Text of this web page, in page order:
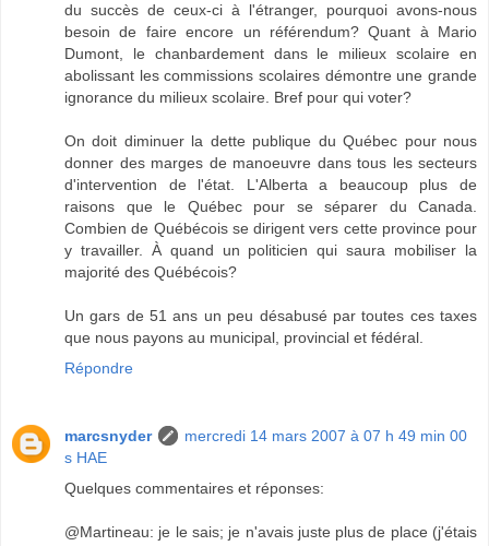
du succès de ceux-ci à l'étranger, pourquoi avons-nous
besoin de faire encore un référendum? Quant à Mario
Dumont, le chanbardement dans le milieux scolaire en
abolissant les commissions scolaires démontre une grande
ignorance du milieux scolaire. Bref pour qui voter?
On doit diminuer la dette publique du Québec pour nous
donner des marges de manoeuvre dans tous les secteurs
d'intervention de l'état. L'Alberta a beaucoup plus de
raisons que le Québec pour se séparer du Canada.
Combien de Québécois se dirigent vers cette province pour
y travailler. À quand un politicien qui saura mobiliser la
majorité des Québécois?
Un gars de 51 ans un peu désabusé par toutes ces taxes
que nous payons au municipal, provincial et fédéral.
Répondre
marcsnyder
mercredi 14 mars 2007 à 07 h 49 min 00
s HAE
Quelques commentaires et réponses:
@Martineau: je le sais; je n'avais juste plus de place (j'étais